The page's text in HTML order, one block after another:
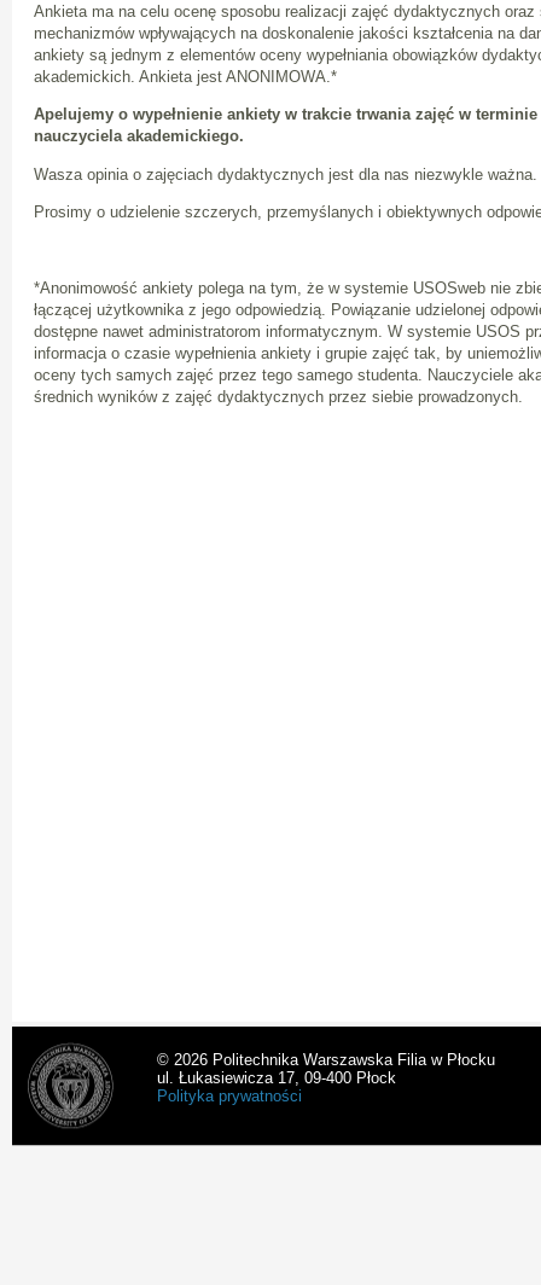
Ankieta ma na celu ocenę sposobu realizacji zajęć dydaktycznych oraz
mechanizmów wpływających na doskonalenie jakości kształcenia na
ankiety są jednym z elementów oceny wypełniania obowiązków
akademickich. Ankieta jest ANONIMOWA.*
Apelujemy o wypełnienie ankiety w trakcie trwania zajęć w
nauczyciela akademickiego.
Wasza opinia o zajęciach dydaktycznych jest dla nas niezwykle ważna.
Prosimy o udzielenie szczerych, przemyślanych i obiektywnych
*Anonimowość ankiety polega na tym, że w systemie USOSweb nie
łączącej użytkownika z jego odpowiedzią. Powiązanie udzielonej
dostępne nawet administratorom informatycznym. W systemie USOS
informacja o czasie wypełnienia ankiety i grupie zajęć tak, by
oceny tych samych zajęć przez tego samego studenta. Nauczyciele
średnich wyników z zajęć dydaktycznych przez siebie prowadzonych.
© 2026 Politechnika Warszawska Filia w Płocku
ul. Łukasiewicza 17, 09-400 Płock
Polityka prywatności